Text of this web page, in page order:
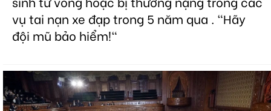
vụ tai nạn xe đạp trong 5 năm qua . "Hãy
đội mũ bảo hiểm!"